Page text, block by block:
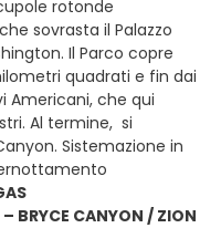
rotonde
sovrasta il Palazzo
Il Parco copre
quadrati e fin dai
Americani, che qui
Al termine, si
Sistemazione in
CANYON / ZION